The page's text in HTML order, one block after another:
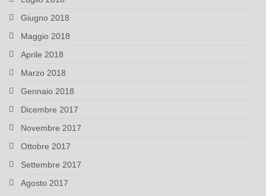
Giugno 2018
Maggio 2018
Aprile 2018
Marzo 2018
Gennaio 2018
Dicembre 2017
Novembre 2017
Ottobre 2017
Settembre 2017
Agosto 2017